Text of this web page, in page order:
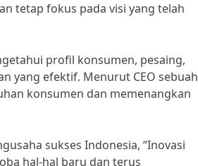
tetap fokus pada visi yang telah
profil konsumen, pesaing,
yang efektif. Menurut CEO sebuah
konsumen dan memenangkan
sukses Indonesia, “Inovasi
hal-hal baru dan terus